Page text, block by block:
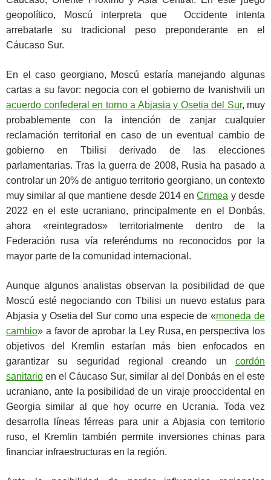
geopolítico, Moscú interpreta que Occidente intenta
arrebatarle su tradicional peso preponderante en el
Cáucaso Sur.
En el caso georgiano, Moscú estaría manejando algunas
cartas a su favor: negocia con el gobierno de Ivanishvili un
acuerdo confederal en torno a Abjasia y Osetia del Sur, muy
probablemente con la intención de zanjar cualquier
reclamación territorial en caso de un eventual cambio de
gobierno en Tbilisi derivado de las elecciones
parlamentarias. Tras la guerra de 2008, Rusia ha pasado a
controlar un 20% de antiguo territorio georgiano, un contexto
muy similar al que mantiene desde 2014 enCrimea y desde
2022 en el este ucraniano, principalmente en el Donbás,
ahora «reintegrados» territorialmente dentro de la
Federación rusa vía referéndums no reconocidos por la
mayor parte de la comunidad internacional.
Aunque algunos analistas observan la posibilidad de que
Moscú esté negociando con Tbilisi un nuevo estatus para
Abjasia y Osetia del Sur como una especie de «moneda de
cambio» a favor de aprobar la Ley Rusa, en perspectiva los
objetivos del Kremlin estarían más bien enfocados en
garantizar su seguridad regional creando un cordón
sanitario en el Cáucaso Sur, similar al del Donbás en el este
ucraniano, ante la posibilidad de un viraje prooccidental en
Georgia similar al que hoy ocurre en Ucrania. Toda vez
desarrolla líneas férreas para unir a Abjasia con territorio
ruso, el Kremlin también permite inversiones chinas para
financiar infraestructuras en la región.